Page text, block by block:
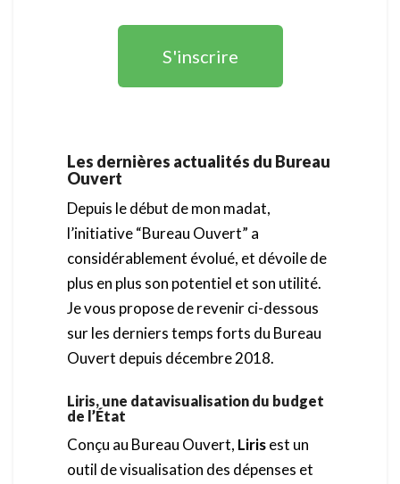
S'inscrire
Les dernières actualités du Bureau
Ouvert
Depuis le début de mon madat,
l’initiative “Bureau Ouvert” a
considérablement évolué, et dévoile de
plus en plus son potentiel et son utilité.
Je vous propose de revenir ci-dessous
sur les derniers temps forts du Bureau
Ouvert depuis décembre 2018.
Liris, une datavisualisation du budget
de l’État
Conçu au Bureau Ouvert, Lirisest un
outil de visualisation des dépenses et